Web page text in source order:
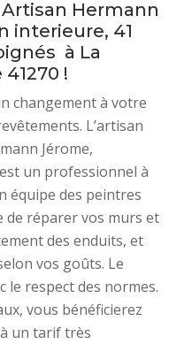
Hermann
interieure, 41
à La
!
changement à votre
L’artisan
Jérome,
un professionnel à
équipe des peintres
de réparer vos murs et
des enduits, et
vos goûts. Le
le respect des normes.
vous bénéficierez
un tarif très